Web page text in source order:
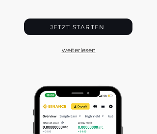
JETZT STARTEN
weiterlesen